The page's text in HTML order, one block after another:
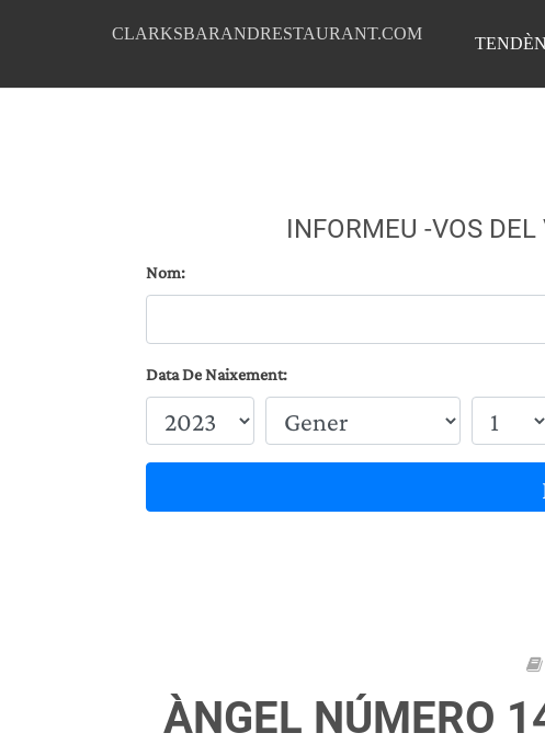
CLARKSBARANDRESTAURANT.COM
INFORMEU -VOS
Nom:
Data De Naixement:
ÀNGEL NÚMERO